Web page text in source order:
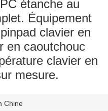
étanche au
Équipement
clavier en
en caoutchouc
clavier en
mesure.
Chine